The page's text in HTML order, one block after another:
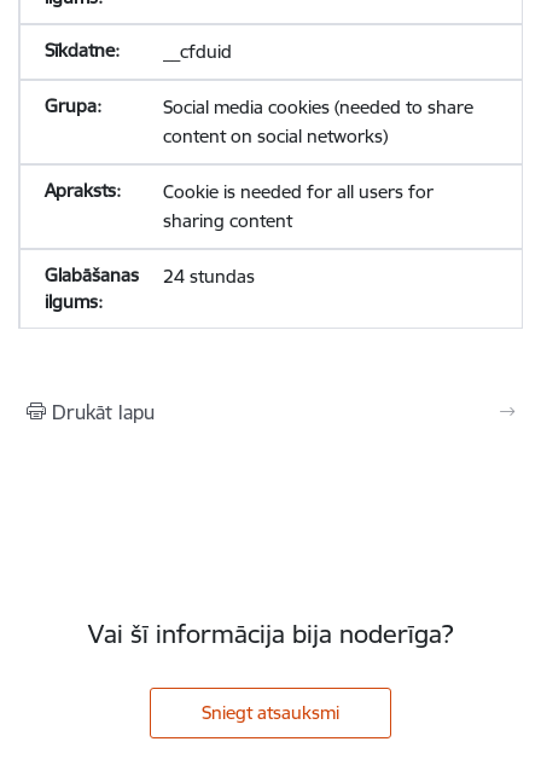
__cfduid
Social media cookies (needed to share
content on social networks)
Cookie is needed for all users for
sharing content
24 stundas
Drukāt lapu
Vai šī informācija bija noderīga?
Sniegt atsauksmi